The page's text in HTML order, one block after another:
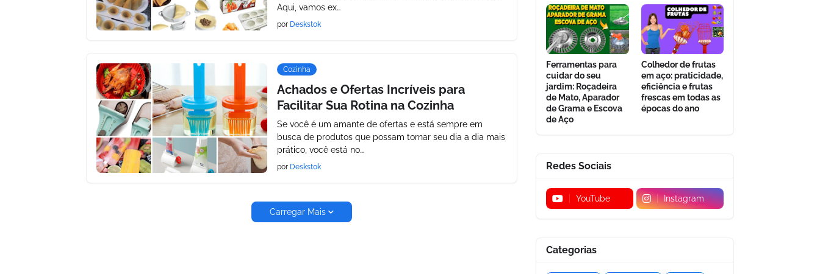
Aqui, vamos ex…
por Deskstok
Cozinha
Achados e Ofertas Incríveis para
Facilitar Sua Rotina na Cozinha
Se você é um amante de ofertas e está sempre em
busca de produtos que possam tornar seu dia a dia mais
prático, você está no…
por Deskstok
Carregar Mais
Ferramentas para
cuidar do seu
jardim: Roçadeira
de Mato, Aparador
de Grama e Escova
de Aço
Colhedor de frutas
em aço: praticidade,
eficiência e frutas
frescas em todas as
épocas do ano
Redes Sociais
YouTube Instagram
Categorias